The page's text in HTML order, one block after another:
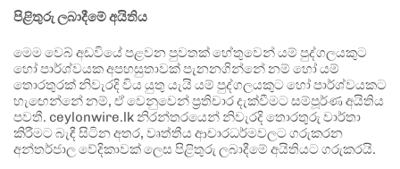
පිළිතුරු ලබාදීමේ අයිතිය
මෙම වෙබ් අඩවියේ පළවන පුවතක් හේතුවෙන් යම් පුද්ගලයකුට
හෝ පාර්ශ්වයක අපහසුතාවක් පැනනගින්නේ නම් හෝ යම්
තොරතුරක් නිවැරදි විය යුතු යැයි යම් පුද්ගලයකුට හෝ පාර්ශ්වයකට
හැඟෙන්නේ නම්, ඒ වෙනුවෙන් ප්‍රතිචාර දැක්වීමට සම්පූර්ණ අයිතිය
පවතී. ceylonwire.lk නිරන්තරයෙන් නිවැරදි තොරතුරු වාර්තා
කිරීමට බැඳී සිටින අතර, වෘත්තීය ආචාරධර්මවලට ගරුකරන
අන්තර්ජාල වේදිකාවක් ලෙස පිළිතුරු ලබාදීමේ අයිතියට ගරුකරයි.